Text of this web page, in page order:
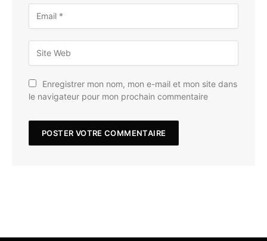
Enregistrer mon nom, mon e-mail et mon site dans
le navigateur pour mon prochain commentaire